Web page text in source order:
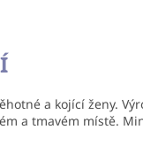
a kojící ženy.
a tmavém místě.